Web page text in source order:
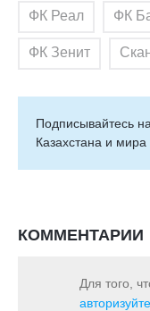
ФК Реал ФК
ФК Зенит
Подписывайтесь
Казахстана и мира
КОММЕНТАРИИ
Для того,